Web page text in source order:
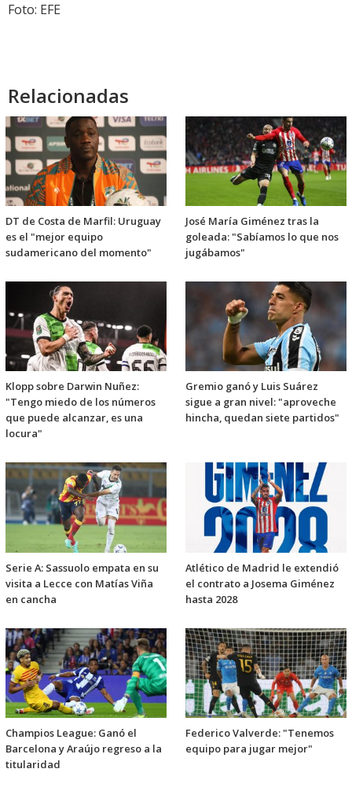
Foto: EFE
Relacionadas
DT de Costa de Marfil: Uruguay
es el "mejor equipo
sudamericano del momento"
José María Giménez tras la
goleada: "Sabíamos lo que nos
jugábamos"
Klopp sobre Darwin Nuñez:
"Tengo miedo de los números
que puede alcanzar, es una
locura"
Gremio ganó y Luis Suárez
sigue a gran nivel: "aproveche
hincha, quedan siete partidos"
Serie A: Sassuolo empata en su
visita a Lecce con Matías Viña
en cancha
Atlético de Madrid le extendió
el contrato a Josema Giménez
hasta 2028
Champios League: Ganó el
Barcelona y Araújo regreso a la
titularidad
Federico Valverde: "Tenemos
equipo para jugar mejor"